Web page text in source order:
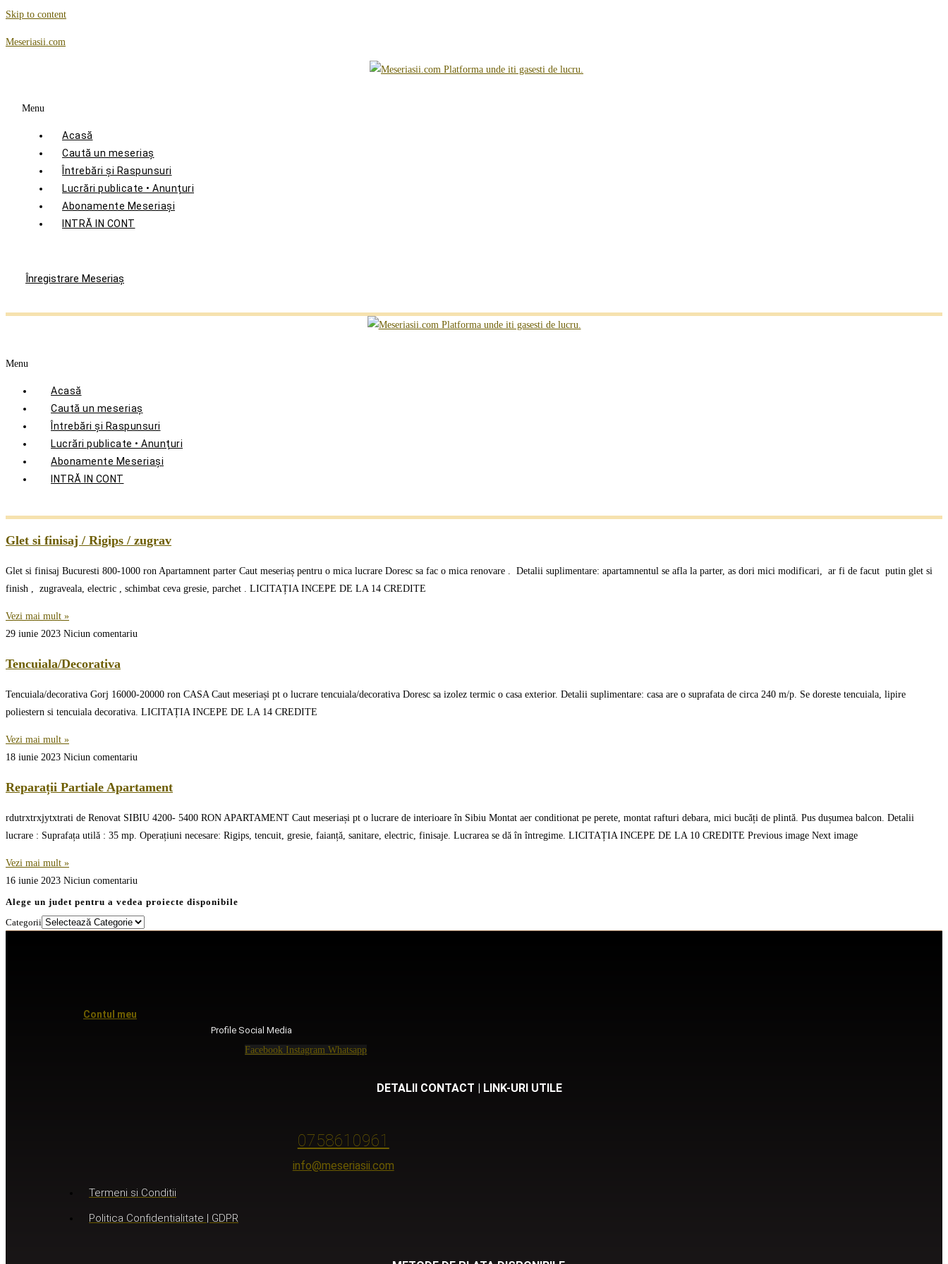
Skip to content
Meseriasii.com
Menu
Acasă
Caută un meseriaș
Întrebări și Raspunsuri
Lucrări publicate • Anunțuri
Abonamente Meseriași
INTRĂ IN CONT
Înregistrare Meseriaş
Menu
Acasă
Caută un meseriaș
Întrebări și Raspunsuri
Lucrări publicate • Anunțuri
Abonamente Meseriași
INTRĂ IN CONT
Glet si finisaj / Rigips / zugrav
Glet si finisaj Bucuresti 800-1000 ron Apartamnent parter Caut meseriaș pentru o mica lucrare Doresc sa fac o mica renovare . Detalii suplimentare: apartamnentul se afla la parter, as dori mici modificari, ar fi de facut putin glet si
finish , zugraveala, electric , schimbat ceva gresie, parchet . LICITAȚIA INCEPE DE LA 14 CREDITE
Vezi mai mult »
29 iunie 2023 Niciun comentariu
Tencuiala/Decorativa
Tencuiala/decorativa Gorj 16000-20000 ron CASA Caut meseriași pt o lucrare tencuiala/decorativa Doresc sa izolez termic o casa exterior. Detalii suplimentare: casa are o suprafata de circa 240 m/p. Se doreste tencuiala, lipire
poliestern si tencuiala decorativa. LICITAȚIA INCEPE DE LA 14 CREDITE
Vezi mai mult »
18 iunie 2023 Niciun comentariu
Reparații Partiale Apartament
rdutrxtrxjytxtrati de Renovat SIBIU 4200- 5400 RON APARTAMENT Caut meseriași pt o lucrare de interioare în Sibiu Montat aer conditionat pe perete, montat rafturi debara, mici bucăți de plintă. Pus dușumea balcon. Detalii
lucrare : Suprafața utilă : 35 mp. Operațiuni necesare: Rigips, tencuit, gresie, faianță, sanitare, electric, finisaje. Lucrarea se dă în întregime. LICITAȚIA INCEPE DE LA 10 CREDITE Previous image Next image
Vezi mai mult »
16 iunie 2023 Niciun comentariu
Alege un judet pentru a vedea proiecte disponibile
Categorii
Contul meu
Profile Social Media
Facebook Instagram Whatsapp
DETALII CONTACT | LINK-URI UTILE
0758610961
info@meseriasii.com
Termeni si Conditii
Politica Confidentialitate | GDPR